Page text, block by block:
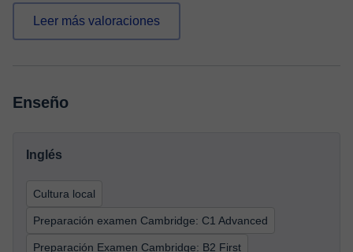
Leer más valoraciones
Enseño
Inglés
Cultura local
Preparación examen Cambridge: C1 Advanced
Preparación Examen Cambridge: B2 First